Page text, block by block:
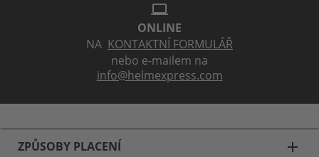
laptop
ONLINE
NA KONTAKTNÍ FORMULÁŘ
nebo e-mailem na
info@helmexpress.com
ZPŮSOBY PLACENÍ add